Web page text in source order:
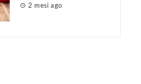
2 mesi ago